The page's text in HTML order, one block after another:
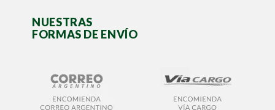
NUESTRAS
FORMAS DE ENVÍO